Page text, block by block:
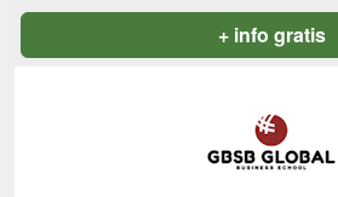
+ info gratis